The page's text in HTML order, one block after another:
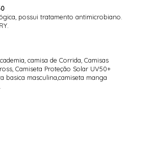
possui tratamento antimicrobiano.
camisa de Corrida, Camisas
Camiseta Proteção Solar UV50+
basica masculina,camiseta manga